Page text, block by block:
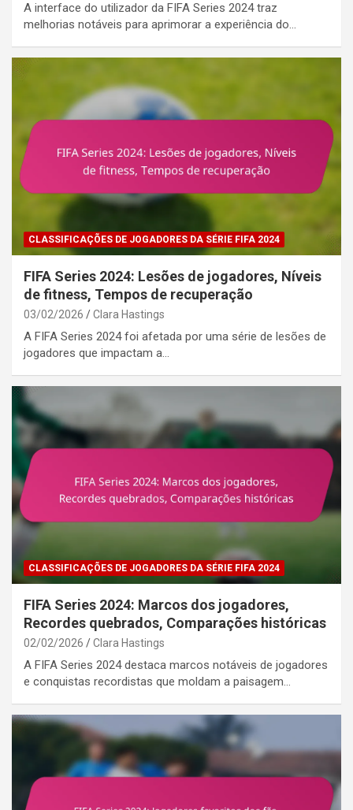
A interface do utilizador da FIFA Series 2024 traz
melhorias notáveis para aprimorar a experiência do…
CLASSIFICAÇÕES DE JOGADORES DA SÉRIE FIFA 2024
FIFA Series 2024: Lesões de jogadores, Níveis
de fitness, Tempos de recuperação
03/02/2026 Clara Hastings
A FIFA Series 2024 foi afetada por uma série de lesões de
jogadores que impactam a…
CLASSIFICAÇÕES DE JOGADORES DA SÉRIE FIFA 2024
FIFA Series 2024: Marcos dos jogadores,
Recordes quebrados, Comparações históricas
02/02/2026 Clara Hastings
A FIFA Series 2024 destaca marcos notáveis de jogadores
e conquistas recordistas que moldam a paisagem…